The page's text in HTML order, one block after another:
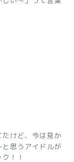
けど、今は見か
思うアイドルが
！！